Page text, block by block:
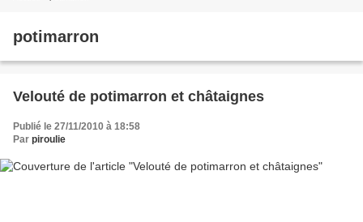
potimarron
Velouté de potimarron et châtaignes
Publié le 27/11/2010 à 18:58
Par piroulie